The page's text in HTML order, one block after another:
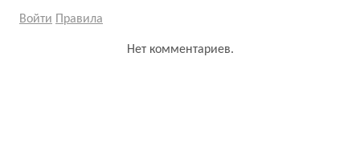
Войти Правила
Нет комментариев.